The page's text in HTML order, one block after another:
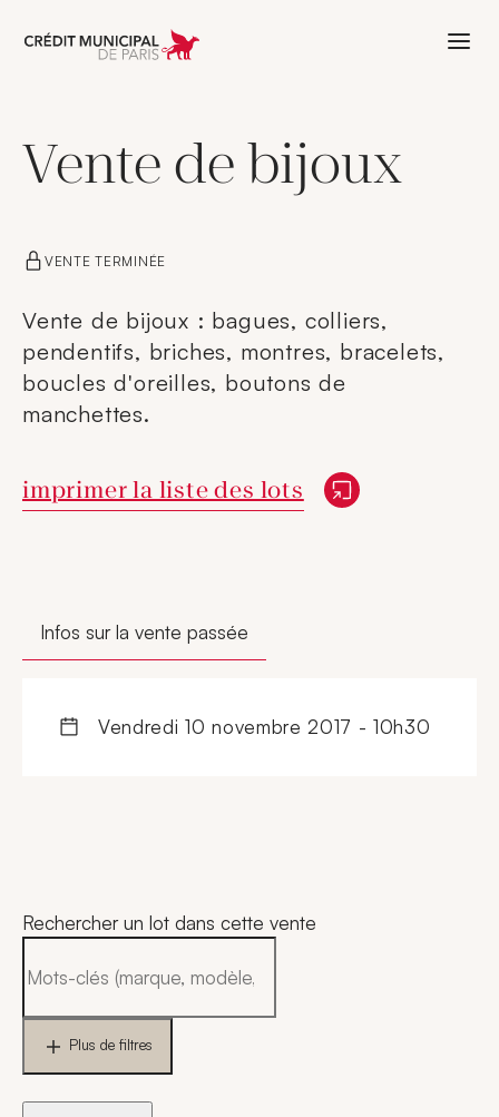
Aller à l'accueil de Crédit Municipal
Vente de bijoux
VENTE TERMINÉE
Vente de bijoux : bagues, colliers,
pendentifs, briches, montres, bracelets,
boucles d'oreilles, boutons de
manchettes.
Nouvelle fenêtre
imprimer la liste des lots
Infos sur la vente passée
vendredi 10 novembre 2017 - 10h30
Rechercher un lot dans cette vente
Plus de filtres